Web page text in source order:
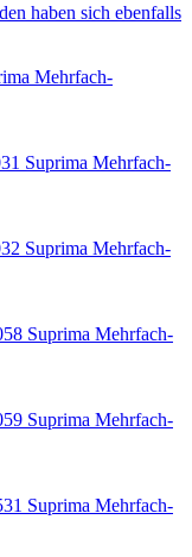
haben sich ebenfalls
Mehrfach-
Suprima Mehrfach-
Suprima Mehrfach-
Suprima Mehrfach-
Suprima Mehrfach-
Suprima Mehrfach-